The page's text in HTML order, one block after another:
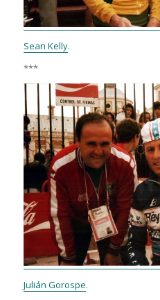
Sean Kelly.
***
Julián Gorospe.